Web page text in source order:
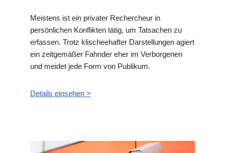
Meistens ist ein privater Rechercheur in
persönlichen Konflikten tätig, um Tatsachen zu
erfassen. Trotz klischeehafter Darstellungen agiert
ein zeitgemäßer Fahnder eher im Verborgenen
und meidet jede Form von Publikum.
Details einsehen >